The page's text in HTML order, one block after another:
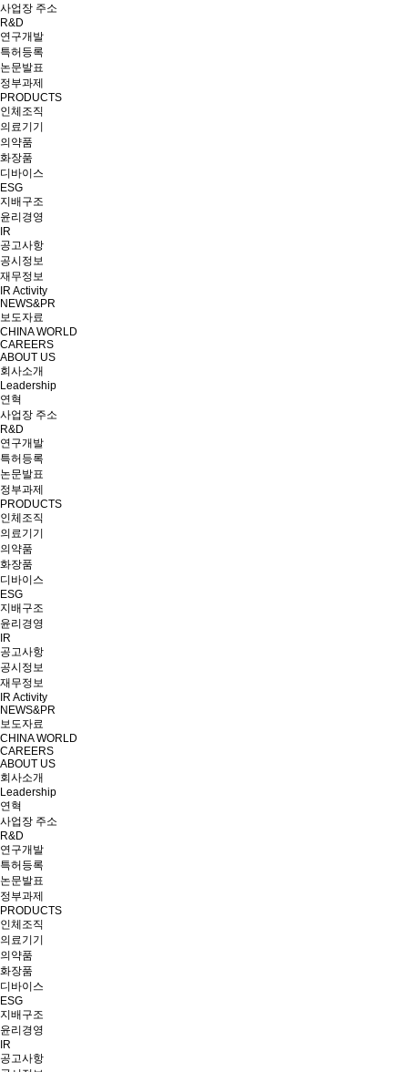
사업장 주소
R&D
연구개발
특허등록
논문발표
정부과제
PRODUCTS
인체조직
의료기기
의약품
화장품
디바이스
ESG
지배구조
윤리경영
IR
공고사항
공시정보
재무정보
IR Activity
NEWS&PR
보도자료
CHINA WORLD
CAREERS
ABOUT US
회사소개
Leadership
연혁
사업장 주소
R&D
연구개발
특허등록
논문발표
정부과제
PRODUCTS
인체조직
의료기기
의약품
화장품
디바이스
ESG
지배구조
윤리경영
IR
공고사항
공시정보
재무정보
IR Activity
NEWS&PR
보도자료
CHINA WORLD
CAREERS
ABOUT US
회사소개
Leadership
연혁
사업장 주소
R&D
연구개발
특허등록
논문발표
정부과제
PRODUCTS
인체조직
의료기기
의약품
화장품
디바이스
ESG
지배구조
윤리경영
IR
공고사항